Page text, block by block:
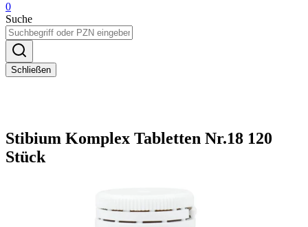
0
Suche
Schließen
Stibium Komplex Tabletten Nr.18 120
Stück